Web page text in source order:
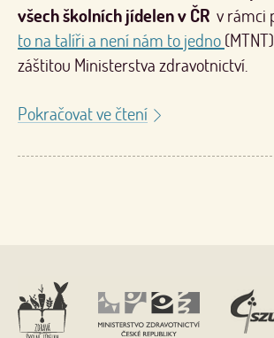
všech školních jídelen v ČR v rámci
to na talíři a není nám to jedno
záštitou Ministerstva zdravotnictví.
Pokračovat ve čtení